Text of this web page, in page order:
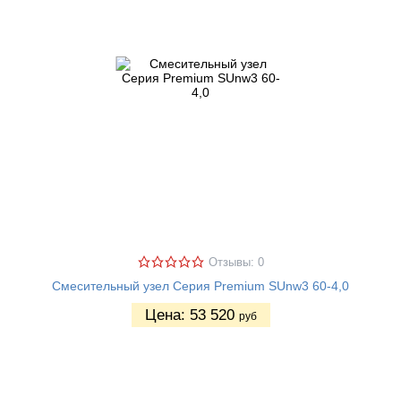
Отзывы: 0
Смесительный узел Серия Premium SUnw3 60-4,0
Цена: 53 520 руб